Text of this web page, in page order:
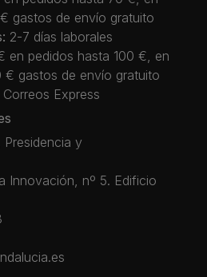
gastos de envío gratuito
2-7 días laborales
en pedidos hasta 100 €, en
€ gastos de envío gratuito
Correos Express
y
Innovación, nº 5. Edificio